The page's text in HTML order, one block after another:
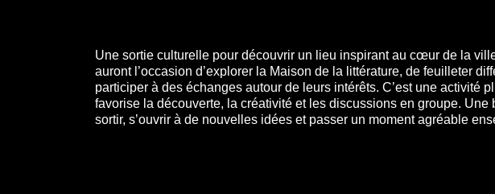
Une sortie culturelle pour découvrir un lieu inspirant au cœur de la
auront l’occasion d’explorer la Maison de la littérature, de feuilleter
participer à des échanges autour de leurs intérêts. C’est une activité
favorise la découverte, la créativité et les discussions en groupe. Une
sortir, s’ouvrir à de nouvelles idées et passer un moment agréable